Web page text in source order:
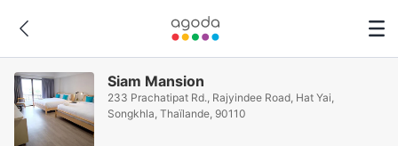
Siam Mansion
233 Prachatipat Rd., Rajyindee Road, Hat Yai,
Songkhla, Thaïlande, 90110